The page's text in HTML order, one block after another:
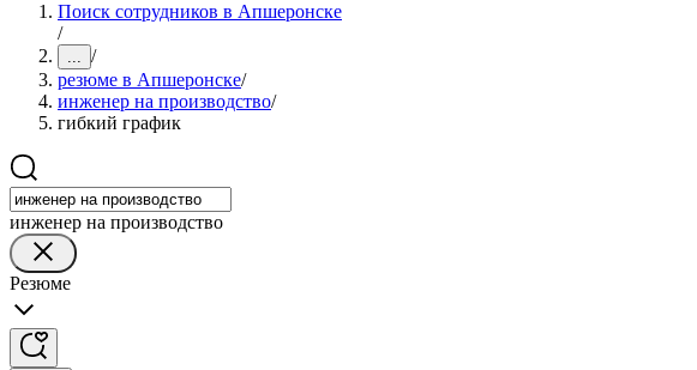
Поиск сотрудников в Апшеронске
/
... /
резюме в Апшеронске/
инженер на производство/
гибкий график
инженер на производство
Резюме